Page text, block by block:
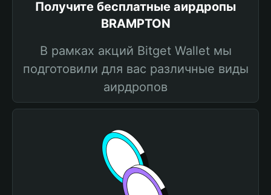
Получите бесплатные аирдропы
BRAMPTON
В рамках акций Bitget Wallet мы
подготовили для вас различные виды
аирдропов